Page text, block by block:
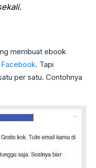
membuat ebook
Facebook. Tapi
per satu. Contohnya